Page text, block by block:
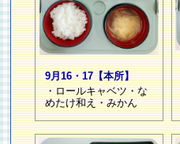
9月16・17【本所】
・ロールキャベツ・な
めたけ和え・みかん